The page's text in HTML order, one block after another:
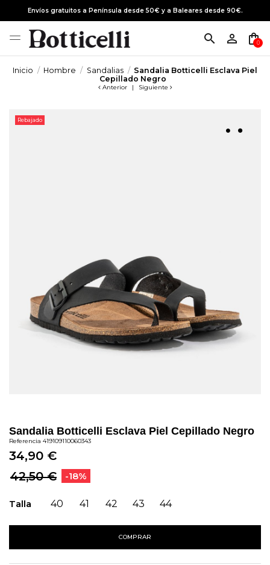
Envíos gratuitos a Península desde 50€ y a Baleares desde 90€.
search person_outline shopping_bag
0
Inicio Hombre Sandalias
Sandalia Botticelli Esclava Piel
Cepillado Negro
Anterior | Siguiente
Rebajado
Sandalia Botticelli Esclava Piel Cepillado Negro
Referencia 419109110060343
34,90 €
42,50 €
-18%
Talla 40 41 42 43 44
COMPRAR